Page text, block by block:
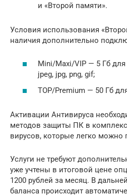
и «Второй памяти».
Условия использования
наличия дополнительно
Mini/Maxi/VIP — 5 Гб
jpeg, jpg, png, gif;
TOP/Premium — 50 Гб
Активации Антивируса
методов защиты ПК в
вирусов, которые легко можно
Услуги не требуют
уже учтены в итоговой цене
1200 рублей за месяц. В
баланса происходит